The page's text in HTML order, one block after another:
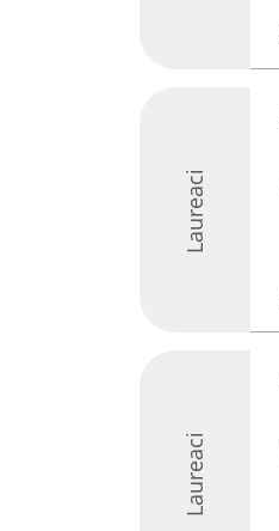
Laureaci
Laureaci